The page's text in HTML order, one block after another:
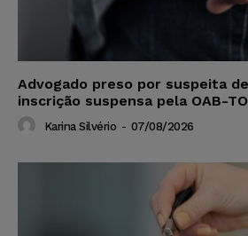
Advogado preso por suspeita
inscrição suspensa pela OAB-TO
Karina Silvério - 07/08/2026